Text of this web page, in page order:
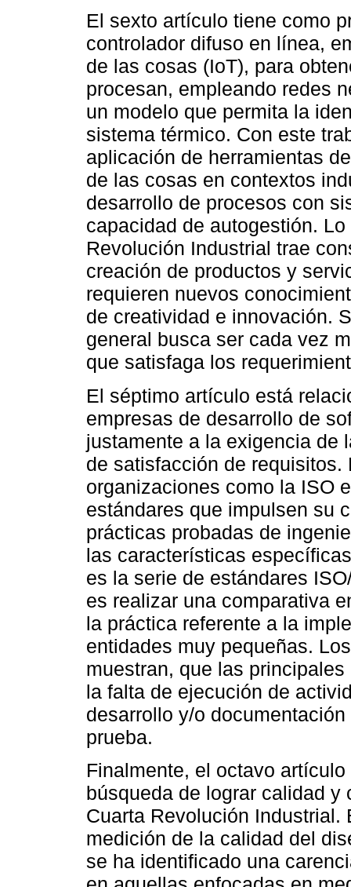
El sexto artículo tiene como
controlador difuso en línea,
de las cosas (IoT), para
procesan, empleando redes
un modelo que permita la
sistema térmico. Con este
aplicación de herramientas
de las cosas en contextos
desarrollo de procesos con
capacidad de autogestión.
Revolución Industrial trae
creación de productos y
requieren nuevos
de creatividad e innovación.
general busca ser cada vez
que satisfaga los
El séptimo artículo está
empresas de desarrollo de
justamente a la exigencia de
de satisfacción de
organizaciones como la ISO
estándares que impulsen su
prácticas probadas de
las características
es la serie de estándares
es realizar una comparativa
la práctica referente a la
entidades muy pequeñas.
muestran, que las
la falta de ejecución de
desarrollo y/o
prueba.
Finalmente, el octavo
búsqueda de lograr calidad
Cuarta Revolución
medición de la calidad del
se ha identificado una